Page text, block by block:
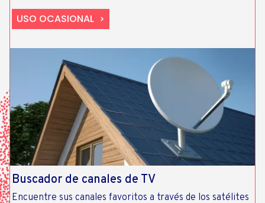
USO OCASIONAL
Buscador de canales de TV
Encuentre sus canales favoritos a través de los satélites